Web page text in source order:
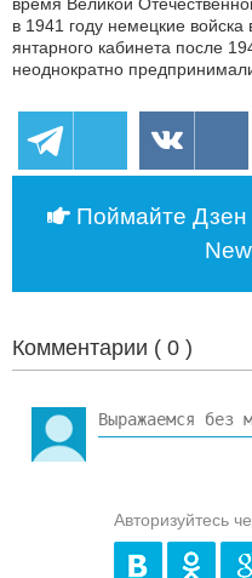
в 1941 году немецкие войска
янтарного кабинета после
неоднократно
Поймайте
Комментарии ( 0 )
Авторизуйтесь